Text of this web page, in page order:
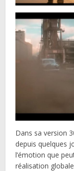
Dans sa version
depuis quelques
l’émotion que
réalisation